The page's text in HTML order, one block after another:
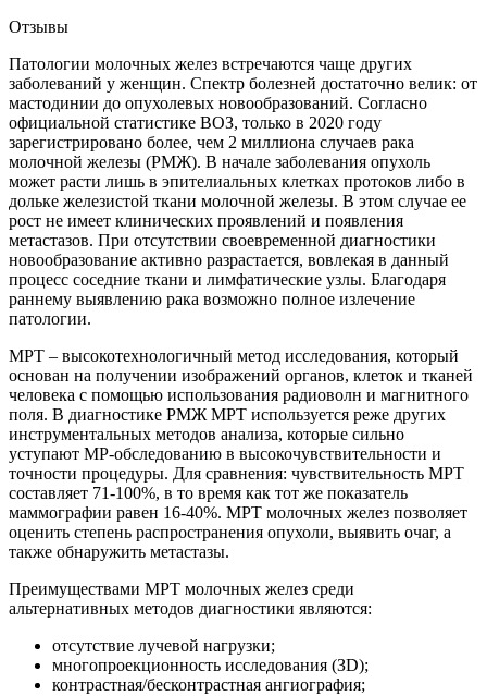
Отзывы
Патологии молочных желез встречаются чаще других
заболеваний у женщин. Спектр болезней достаточно велик: от
мастодинии до опухолевых новообразований. Согласно
официальной статистике ВОЗ, только в 2020 году
зарегистрировано более, чем 2 миллиона случаев рака
молочной железы (РМЖ). В начале заболевания опухоль
может расти лишь в эпителиальных клетках протоков либо в
дольке железистой ткани молочной железы. В этом случае ее
рост не имеет клинических проявлений и появления
метастазов. При отсутствии своевременной диагностики
новообразование активно разрастается, вовлекая в данный
процесс соседние ткани и лимфатические узлы. Благодаря
раннему выявлению рака возможно полное излечение
патологии.
МРТ – высокотехнологичный метод исследования, который
основан на получении изображений органов, клеток и тканей
человека с помощью использования радиоволн и магнитного
поля. В диагностике РМЖ МРТ используется реже других
инструментальных методов анализа, которые сильно
уступают МР-обследованию в высокочувствительности и
точности процедуры. Для сравнения: чувствительность МРТ
составляет 71-100%, в то время как тот же показатель
маммографии равен 16-40%. МРТ молочных желез позволяет
оценить степень распространения опухоли, выявить очаг, а
также обнаружить метастазы.
Преимуществами МРТ молочных желез среди
альтернативных методов диагностики являются:
отсутствие лучевой нагрузки;
многопроекционность исследования (ЗD);
контрастная/бесконтрастная ангиография;